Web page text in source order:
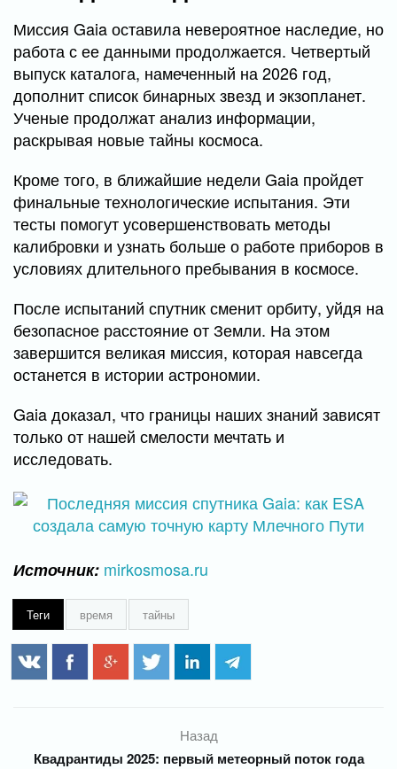
Миссия Gaia оставила невероятное наследие, но
работа с ее данными продолжается. Четвертый
выпуск каталога, намеченный на 2026 год,
дополнит список бинарных звезд и экзопланет.
Ученые продолжат анализ информации,
раскрывая новые тайны космоса.
Кроме того, в ближайшие недели Gaia пройдет
финальные технологические испытания. Эти
тесты помогут усовершенствовать методы
калибровки и узнать больше о работе приборов в
условиях длительного пребывания в космосе.
После испытаний спутник сменит орбиту, уйдя на
безопасное расстояние от Земли. На этом
завершится великая миссия, которая навсегда
останется в истории астрономии.
Gaia доказал, что границы наших знаний зависят
только от нашей смелости мечтать и
исследовать.
Источник: mirkosmosa.ru
Теги время тайны
Назад
Квадрантиды 2025: первый метеорный поток года